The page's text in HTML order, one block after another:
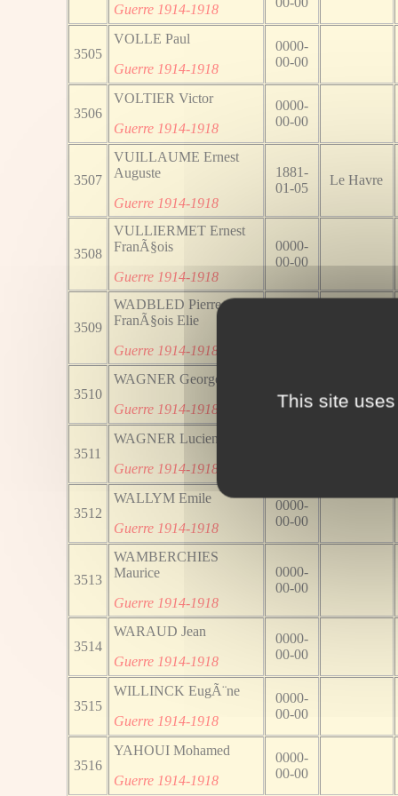
Guerre 1914-1918
3505
VOLLE Paul
Guerre 1914-1918
0000-
00-00
3506
VOLTIER Victor
Guerre 1914-1918
0000-
00-00
3507
VUILLAUME Ernest
Auguste
Guerre 1914-1918
1881-
01-05
Le Havre
3508
VULLIERMET Ernest
FranÃ§ois
Guerre 1914-1918
0000-
00-00
3509
WADBLED Pierre
FranÃ§ois Elie
Guerre 1914-1918
3510
WAGNER Georges
Guerre 1914-1918
00-00
3511
WAGNER Lucien
Guerre 1914-1918
3512
WALLYM Emile
Guerre 1914-1918
0000-
00-00
3513
WAMBERCHIES
Maurice
Guerre 1914-1918
0000-
00-00
3514
WARAUD Jean
Guerre 1914-1918
0000-
00-00
3515
WILLINCK EugÃ¨ne
Guerre 1914-1918
0000-
00-00
3516
YAHOUI Mohamed
Guerre 1914-1918
0000-
00-00
This site